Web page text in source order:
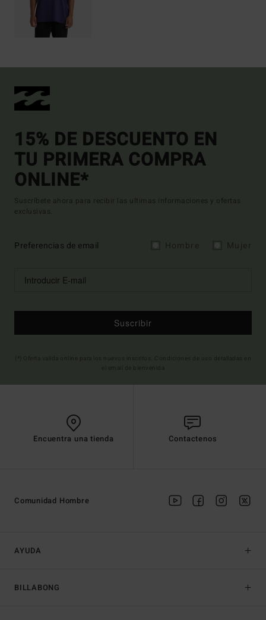
15% DE DESCUENTO EN
TU PRIMERA COMPRA
ONLINE*
Suscríbete ahora para recibir las ultimas informaciones y ofertas
exclusivas.
Preferencias de email
Suscribir
Encuentra una tienda Contactenos
AYUDA
BILLABONG
Comunidad Hombre